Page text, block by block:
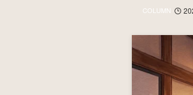
COLUMN